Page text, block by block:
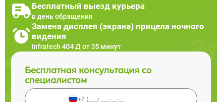
Бесплатный выезд курьера
в день обращения
Замена дисплея (экрана) прицела ночного
видения
Infratech 404 Д от 35 минут
Бесплатная консультация со
специалистом